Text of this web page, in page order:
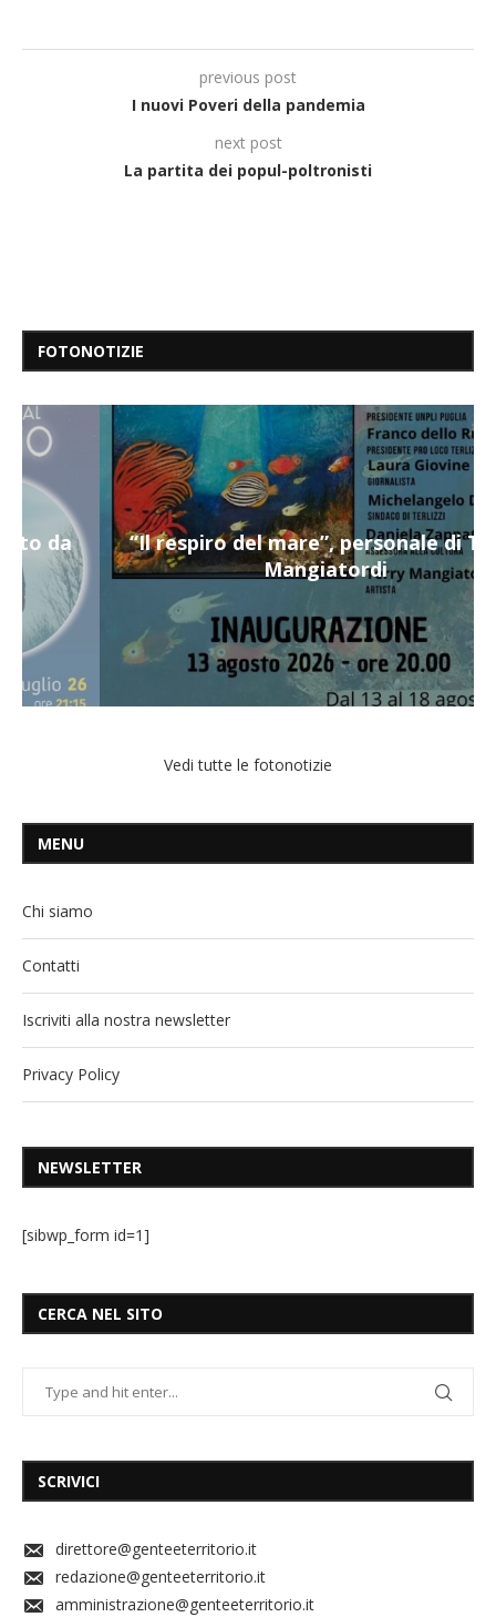
previous post
I nuovi Poveri della pandemia
next post
La partita dei popul-poltronisti
FOTONOTIZIE
“Il respiro del mare”, personale di Terry
Mangiatordi
Vedi tutte le fotonotizie
MENU
Chi siamo
Contatti
Iscriviti alla nostra newsletter
Privacy Policy
NEWSLETTER
[sibwp_form id=1]
CERCA NEL SITO
SCRIVICI
direttore@genteeterritorio.it
redazione@genteeterritorio.it
amministrazione@genteeterritorio.it